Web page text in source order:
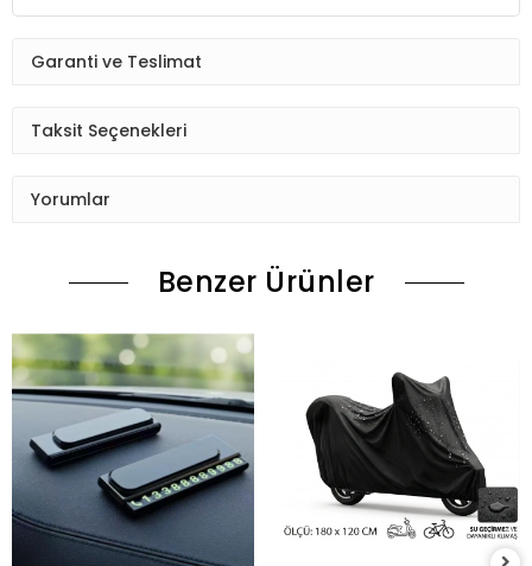
Garanti ve Teslimat
Taksit Seçenekleri
Yorumlar
Benzer Ürünler